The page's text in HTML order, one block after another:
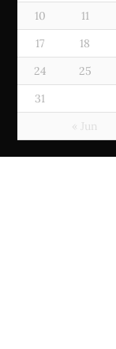
« Jun
10
11
17
18
24
25
31